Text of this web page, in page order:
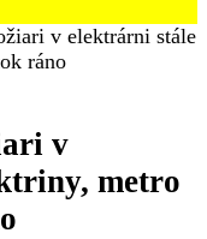
v elektrárni stále
ráno
v
metro